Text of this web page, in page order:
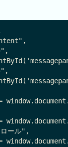
ール",